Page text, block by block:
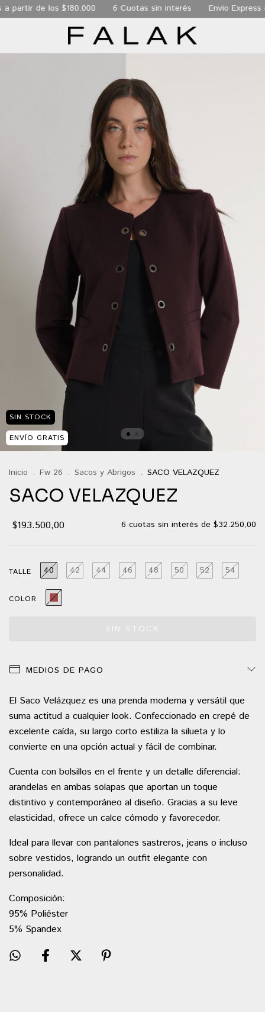
los $180.000 6 Cuotas sin interés Envio Express de 24
SIN STOCK
ENVÍO GRATIS
Inicio . Fw 26 . Sacos y Abrigos . SACO VELAZQUEZ
SACO VELAZQUEZ
$193.500,00 6 cuotas sin interés de $32.250,00
TALLE 40 42 44 46 48 50 52 54
COLOR
MEDIOS DE PAGO
El Saco Velázquez es una prenda moderna y versátil que
suma actitud a cualquier look. Confeccionado en crepé de
excelente caída, su largo corto estiliza la silueta y lo
convierte en una opción actual y fácil de combinar.
Cuenta con bolsillos en el frente y un detalle diferencial:
arandelas en ambas solapas que aportan un toque
distintivo y contemporáneo al diseño. Gracias a su leve
elasticidad, ofrece un calce cómodo y favorecedor.
Ideal para llevar con pantalones sastreros, jeans o incluso
sobre vestidos, logrando un outfit elegante con
personalidad.
Composición:
95% Poliéster
5% Spandex